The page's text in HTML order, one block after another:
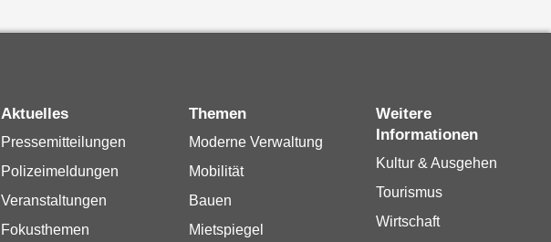
Aktuelles
Pressemitteilungen
Polizeimeldungen
Veranstaltungen
Fokusthemen
Themen
Moderne Verwaltung
Mobilität
Bauen
Mietspiegel
Weitere
Informationen
Kultur & Ausgehen
Tourismus
Wirtschaft